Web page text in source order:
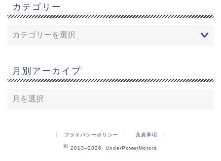
カテゴリー
月別アーカイブ
プライバシーポリシー 免責事項
2013–2026 UnderPowerMotors